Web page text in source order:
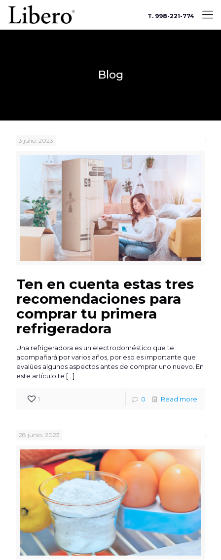
T. 998-221-774
Blog
3 julio, 2023
Ten en cuenta estas tres
recomendaciones para
comprar tu primera
refrigeradora
Una refrigeradora es un electrodoméstico que te
acompañará por varios años, por eso es importante que
evalúes algunos aspectos antes de comprar uno nuevo. En
este artículo te […]
1 0 Read more
28 junio, 2023